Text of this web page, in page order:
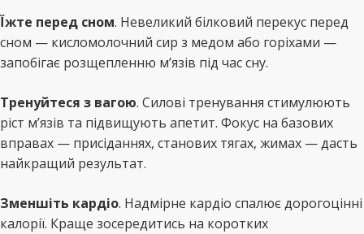
Їжте перед сном. Невеликий білковий перекус перед
сном — кисломолочний сир з медом або горіхами —
запобігає розщепленню м’язів під час сну.
Тренуйтеся з вагою. Силові тренування стимулюють
ріст м’язів та підвищують апетит. Фокус на базових
вправах — присіданнях, станових тягах, жимах — дасть
найкращий результат.
Зменшіть кардіо. Надмірне кардіо спалює дорогоцінні
калорії. Краще зосередитись на коротких